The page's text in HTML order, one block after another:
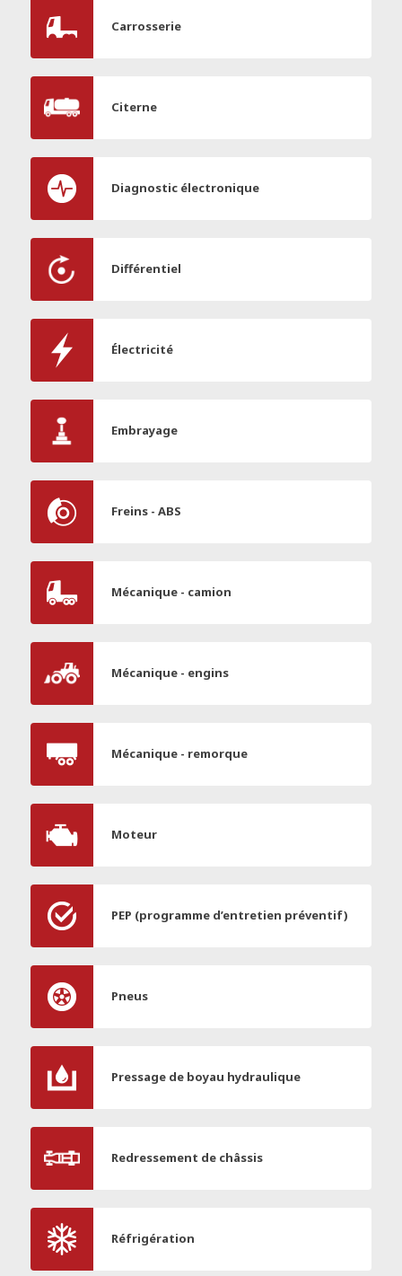
Carrosserie
Citerne
Diagnostic électronique
Différentiel
Électricité
Embrayage
Freins - ABS
Mécanique - camion
Mécanique - engins
Mécanique - remorque
Moteur
PEP (programme d’entretien préventif)
Pneus
Pressage de boyau hydraulique
Redressement de châssis
Réfrigération